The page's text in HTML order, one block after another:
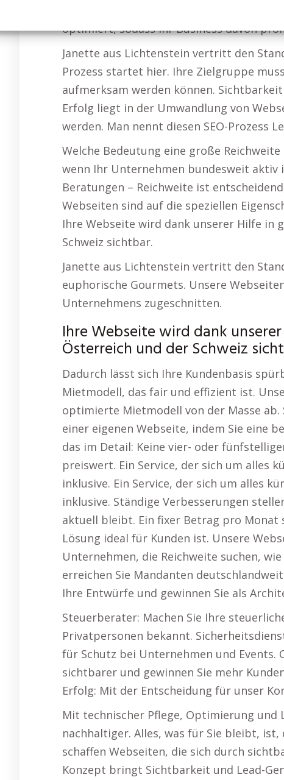
sondern zieht stetig neue Besucher an.
optimiert, sodass Ihr Business davon
Janette aus Lichtenstein vertritt den
Prozess startet hier. Ihre Zielgruppe
aufmerksam werden können.
Erfolg liegt in der Umwandlung von
werden. Man nennt diesen SEO-Prozess
Welche Bedeutung eine große
wenn Ihr Unternehmen bundesweit
Beratungen – Reichweite ist
Webseiten sind auf die speziellen
Ihre Webseite wird dank unserer Hilfe in
Schweiz sichtbar.
Janette aus Lichtenstein vertritt den
euphorische Gourmets. Unsere
Unternehmens zugeschnitten.
Ihre Webseite wird dank
Österreich und der Schweiz
Dadurch lässt sich Ihre Kundenbasis
Mietmodell, das fair und effizient ist.
optimierte Mietmodell von der Masse ab.
einer eigenen Webseite, indem Sie eine
das im Detail: Keine vier- oder
preiswert. Ein Service, der sich um alles
inklusive. Ein Service, der sich um alles
inklusive. Ständige Verbesserungen
aktuell bleibt. Ein fixer Betrag pro
Lösung ideal für Kunden ist. Unsere
Unternehmen, die Reichweite suchen,
erreichen Sie Mandanten
Ihre Entwürfe und gewinnen Sie als
Steuerberater: Machen Sie Ihre
Privatpersonen bekannt.
für Schutz bei Unternehmen und Events.
sichtbarer und gewinnen Sie mehr
Erfolg: Mit der Entscheidung für unser
Mit technischer Pflege, Optimierung und
nachhaltiger. Alles, was für Sie bleibt,
schaffen Webseiten, die sich durch
Konzept bringt Sichtbarkeit und Lead-